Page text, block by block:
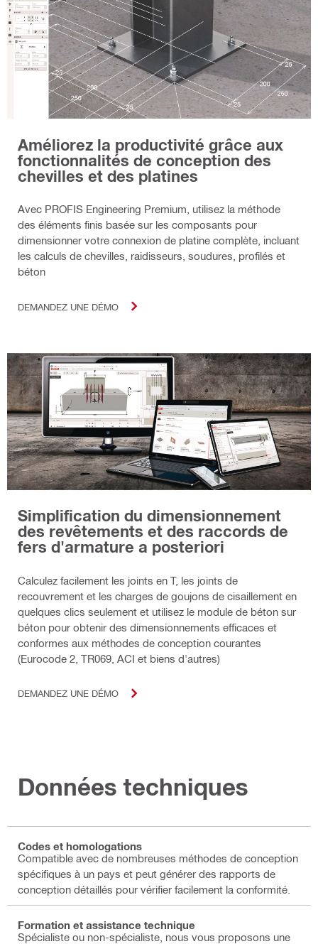
Améliorez la productivité grâce aux
fonctionnalités de conception des
chevilles et des platines
Avec PROFIS Engineering Premium, utilisez la méthode
des éléments finis basée sur les composants pour
dimensionner votre connexion de platine complète, incluant
les calculs de chevilles, raidisseurs, soudures, profilés et
béton
DEMANDEZ UNE DÉMO
Simplification du dimensionnement
des revêtements et des raccords de
fers d'armature a posteriori
Calculez facilement les joints en T, les joints de
recouvrement et les charges de goujons de cisaillement en
quelques clics seulement et utilisez le module de béton sur
béton pour obtenir des dimensionnements efficaces et
conformes aux méthodes de conception courantes
(Eurocode 2, TR069, ACI et biens d'autres)
DEMANDEZ UNE DÉMO
Données techniques
Codes et homologations
Compatible avec de nombreuses méthodes de conception
spécifiques à un pays et peut générer des rapports de
conception détaillés pour vérifier facilement la conformité.
Formation et assistance technique
Spécialiste ou non-spécialiste, nous vous proposons une